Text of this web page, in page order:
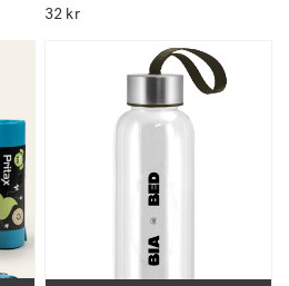
32 kr